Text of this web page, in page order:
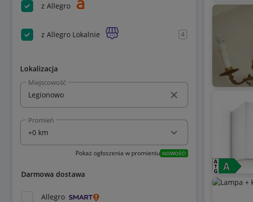
z Allegro
z Allegro Lokalnie 4
Lokalizacja
Miejscowość
Promień
Pokaż ogłoszenia w promieniu NOWOŚĆ!
Darmowa dostawa
Allegro